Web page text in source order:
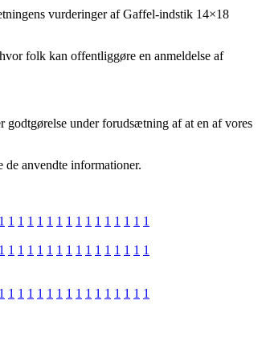
vurderinger af Gaffel-indstik 14×18
folk kan offentliggøre en anmeldelse af
godtgørelse under forudsætning af at en af vores
anvendte informationer.
1 1 1 1 1 1 1 1 1 1 1 1 1 1 1 1
1 1 1 1 1 1 1 1 1 1 1 1 1 1 1 1
1 1 1 1 1 1 1 1 1 1 1 1 1 1 1 1